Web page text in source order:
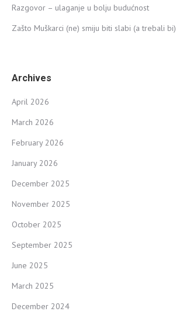
Razgovor – ulaganje u bolju budućnost
Zašto Muškarci (ne) smiju biti slabi (a trebali bi)
Archives
April 2026
March 2026
February 2026
January 2026
December 2025
November 2025
October 2025
September 2025
June 2025
March 2025
December 2024